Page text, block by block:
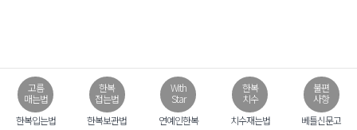
고름
매는법
한복입는법
한복
접는법
한복보관법
With
Star
연예인한복
한복
치수
치수재는법
불편
사항
베틀신문고
모바일 초대장 무료